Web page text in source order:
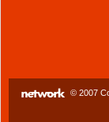
© 2007